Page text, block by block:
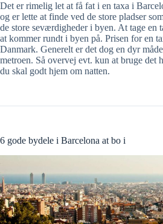
Det er rimelig let at få fat i en taxa i
og er lette at finde ved de store pladser
de store seværdigheder i byen. At tage en
at kommer rundt i byen på. Prisen for en
Danmark. Generelt er det dog en dyr
metroen. Så overvej evt. kun at bruge det
du skal godt hjem om natten.
6 gode bydele i Barcelona at bo i